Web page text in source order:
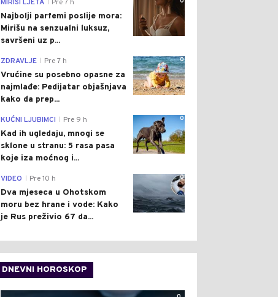
MIRISI LJETA Pre 7 h
Najbolji parfemi poslije mora:
Mirišu na senzualni luksuz,
savršeni uz p...
0
ZDRAVLJE Pre 7 h
Vrućine su posebno opasne za
najmlađe: Pedijatar objašnjava
kako da prep...
0
KUĆNI LJUBIMCI Pre 9 h
Kad ih ugledaju, mnogi se
sklone u stranu: 5 rasa pasa
koje iza moćnog i...
0
VIDEO Pre 10 h
Dva mjeseca u Ohotskom
moru bez hrane i vode: Kako
je Rus preživio 67 da...
DNEVNI HOROSKOP